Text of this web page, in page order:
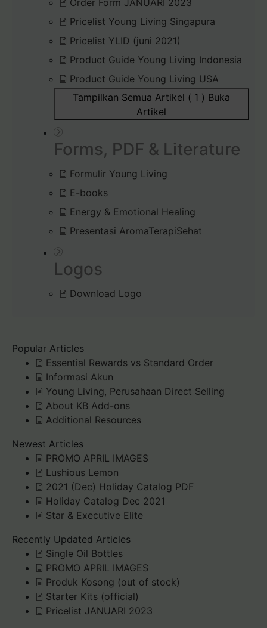
Order Form JANUARI 2023
Pricelist Young Living Singapura
Pricelist YLID (juni 2021)
Product Guide Young Living Indonesia
Product Guide Young Living USA
Tampilkan Semua Artikel ( 1 ) Buka
Artikel
Forms, PDF & Literature
Formulir Young Living
E-books
Energy & Emotional Healing
Presentasi AromaTerapiSehat
Logos
Download Logo
Popular Articles
Essential Rewards vs Standard Order
Informasi Akun
Young Living, Perusahaan Direct Selling
About KB Add-ons
Additional Resources
Newest Articles
PROMO APRIL IMAGES
Lushious Lemon
2021 (Dec) Holiday Catalog PDF
Holiday Catalog Dec 2021
Star & Executive Elite
Recently Updated Articles
Single Oil Bottles
PROMO APRIL IMAGES
Produk Kosong (out of stock)
Starter Kits (official)
Pricelist JANUARI 2023